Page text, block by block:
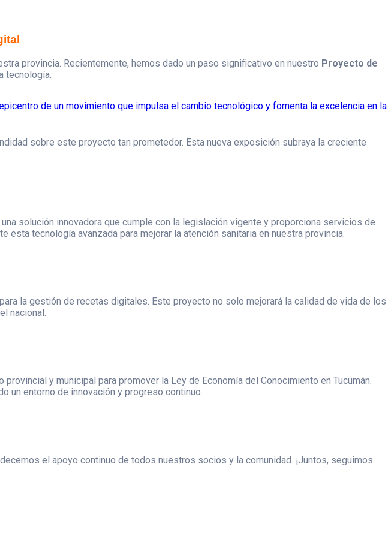
provincia. Recientemente, hemos dado un paso significativo en nuestro Proyecto de
tecnología.
sobre este proyecto tan prometedor. Esta nueva exposición subraya la creciente
solución innovadora que cumple con la legislación vigente y proporciona servicios de
tecnología avanzada para mejorar la atención sanitaria en nuestra provincia.
para la gestión de recetas digitales. Este proyecto no solo mejorará la calidad de vida de los
nacional.
y municipal para promover la Ley de Economía del Conocimiento en Tucumán.
un entorno de innovación y progreso continuo.
el apoyo continuo de todos nuestros socios y la comunidad. ¡Juntos, seguimos